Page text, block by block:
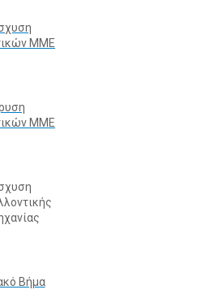
ΜΜΕ
ΜΜΕ
Βήμα